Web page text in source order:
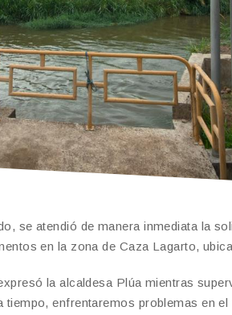
se atendió de manera inmediata la
en la zona de Caza Lagarto,
la alcaldesa Plúa mientras
enfrentaremos problemas en